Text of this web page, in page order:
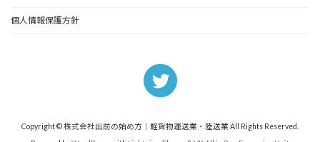
個人情報保護方針
Copyright © 株式会社出前の始め方｜軽貨物運送業・陸送業 All Rights Reserved.